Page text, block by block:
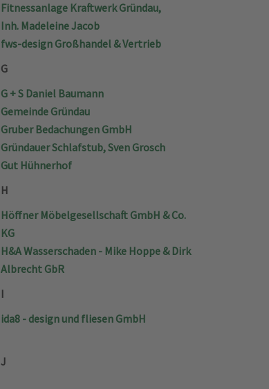
Fitnessanlage Kraftwerk Gründau,
Inh. Madeleine Jacob
fws-design Großhandel & Vertrieb
G
G + S Daniel Baumann
Gemeinde Gründau
Gruber Bedachungen GmbH
Gründauer Schlafstub, Sven Grosch
Gut Hühnerhof
H
Höffner Möbelgesellschaft GmbH & Co.
KG
H&A Wasserschaden - Mike Hoppe & Dirk
Albrecht GbR
I
ida8 - design und fliesen GmbH
J